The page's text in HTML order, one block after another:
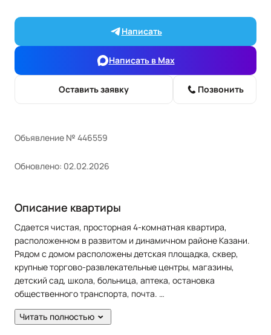
Написать
Написать в Max
Оставить заявку Позвонить
Объявление № 446559
Обновлено: 02.02.2026
Описание квартиры
Сдается чистая, просторная 4-комнатная квартира,
расположенном в развитом и динамичном районе Казани.
Рядом с домом расположены детская площадка, сквер,
крупные торгово-развлекательные центры, магазины,
детский сад, школа, больница, аптека, остановка
общественного транспорта, почта.
В квартире сделан качественный ремонт. Сан. узел в
Читать полностью